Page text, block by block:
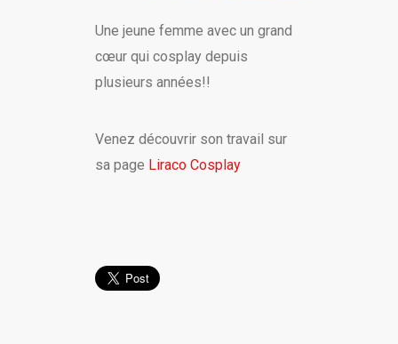
Une jeune femme avec un grand
cœur qui cosplay depuis
plusieurs années!!
Venez découvrir son travail sur
sa page Liraco Cosplay